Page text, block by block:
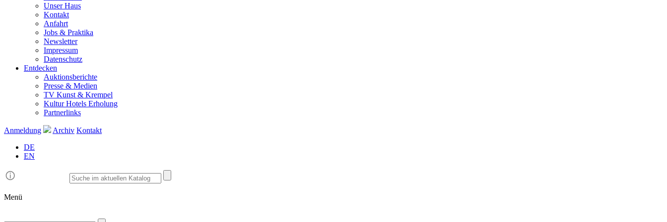
Unser Haus
Kontakt
Anfahrt
Jobs & Praktika
Newsletter
Impressum
Datenschutz
Entdecken
Auktionsberichte
Presse & Medien
TV Kunst & Krempel
Kultur Hotels Erholung
Partnerlinks
Anmeldung Archiv Kontakt
DE
EN
Menü